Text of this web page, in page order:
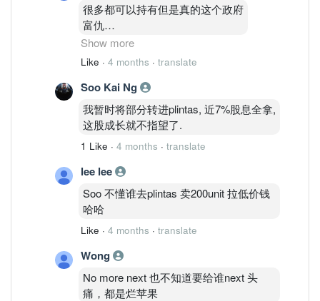
很多都可以持有但是真的这个政府
富仇
9月又要加人工
aiya 羊毛出在羊身上
真的nomore Next
Show more
Like · 4 months · translate
Soo Kai Ng
我暂时将部分转进plintas, 近7%股息全拿,
这股成长就不指望了.
1 Like · 4 months · translate
lee lee
Soo 不懂谁去plintas 卖200unit 拉低价钱
哈哈
Like · 4 months · translate
Wong
No more next 也不知道要给谁next 头
痛，都是烂苹果